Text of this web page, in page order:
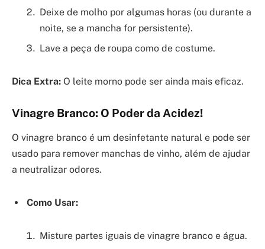
Deixe de molho por algumas horas (ou durante a
noite, se a mancha for persistente).
Lave a peça de roupa como de costume.
Dica Extra: O leite morno pode ser ainda mais eficaz.
Vinagre Branco: O Poder da Acidez!
O vinagre branco é um desinfetante natural e pode ser
usado para remover manchas de vinho, além de ajudar
a neutralizar odores.
Como Usar:
Misture partes iguais de vinagre branco e água.